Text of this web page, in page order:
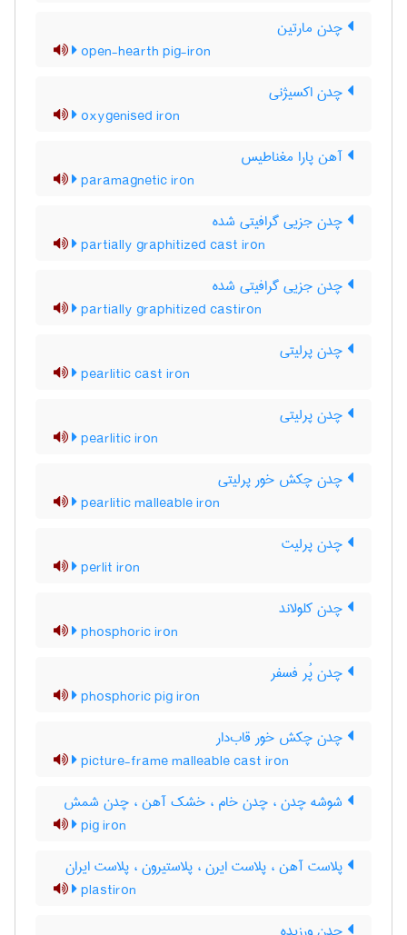
چدن مارتین
open-hearth pig-iron
چدن اکسیژنی
oxygenised iron
آهن پارا مغناطیس
paramagnetic iron
چدن جزیی گرافیتی شده
partially graphitized cast iron
چدن جزیی گرافیتی شده
partially graphitized castiron
چدن پرلیتی
pearlitic cast iron
چدن پرلیتی
pearlitic iron
چدن چکش خور پرلیتی
pearlitic malleable iron
چدن پرلیت
perlit iron
چدن کلولاند
phosphoric iron
چدن پُر فسفر
phosphoric pig iron
چدن چکش خور قاب‌دار
picture-frame malleable cast iron
شوشه چدن ، چدن خام ، خشک آهن ، چدن شمش
pig iron
پلاست آهن ، پلاست ایرن ، پلاستیرون ، پلاست ایران
plastiron